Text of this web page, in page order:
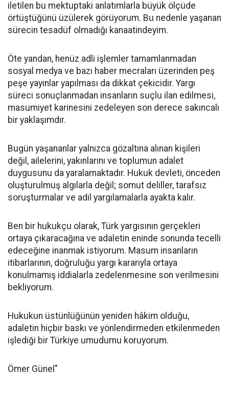
iletilen bu mektuptaki anlatımlarla büyük ölçüde
örtüştüğünü üzülerek görüyorum. Bu nedenle yaşanan
sürecin tesadüf olmadığı kanaatindeyim.
Öte yandan, henüz adli işlemler tamamlanmadan
sosyal medya ve bazı haber mecraları üzerinden peş
peşe yayınlar yapılması da dikkat çekicidir. Yargı
süreci sonuçlanmadan insanların suçlu ilan edilmesi,
masumiyet karinesini zedeleyen son derece sakıncalı
bir yaklaşımdır.
Bugün yaşananlar yalnızca gözaltına alınan kişileri
değil, ailelerini, yakınlarını ve toplumun adalet
duygusunu da yaralamaktadır. Hukuk devleti, önceden
oluşturulmuş algılarla değil; somut deliller, tarafsız
soruşturmalar ve adil yargılamalarla ayakta kalır.
Ben bir hukukçu olarak, Türk yargısının gerçekleri
ortaya çıkaracağına ve adaletin eninde sonunda tecelli
edeceğine inanmak istiyorum. Masum insanların
itibarlarının, doğruluğu yargı kararıyla ortaya
konulmamış iddialarla zedelenmesine son verilmesini
bekliyorum.
Hukukun üstünlüğünün yeniden hâkim olduğu,
adaletin hiçbir baskı ve yönlendirmeden etkilenmeden
işlediği bir Türkiye umudumu koruyorum.
Ömer Günel"